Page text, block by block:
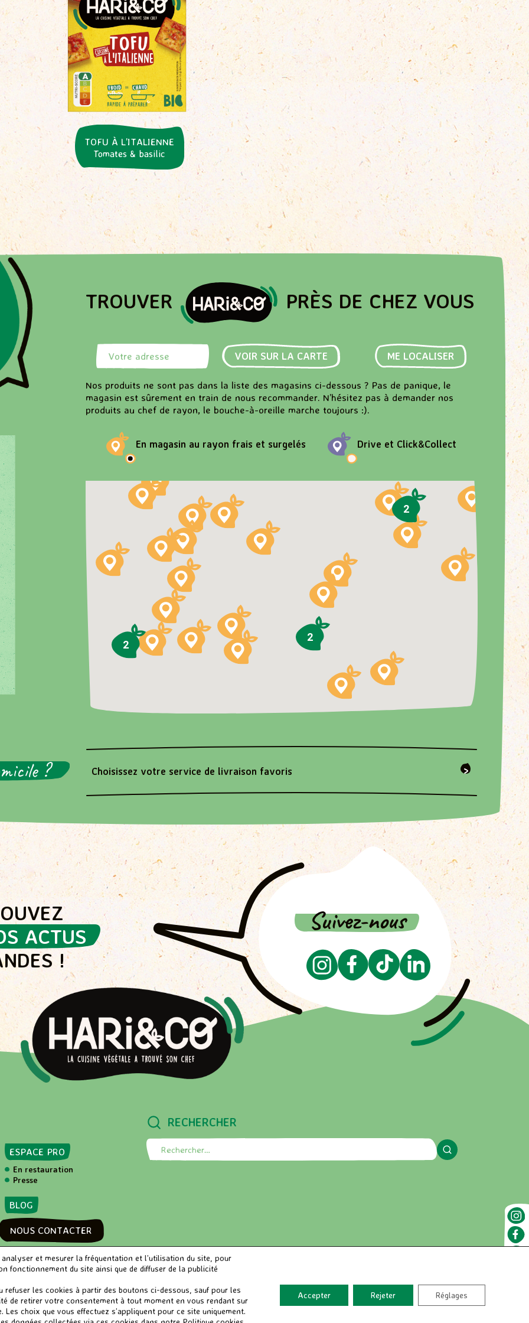
TOFU À L’ITALIENNE
Tomates & basilic
TROUVER PRÈS DE CHEZ VOUS
Rechercher une adresse
VOIR SUR LA CARTE ME LOCALISER
Nos produits ne sont pas dans la liste des magasins ci-dessous ? Pas de panique, le
magasin est sûrement en train de nous recommander. N’hésitez pas à demander nos
produits au chef de rayon, le bouche-à-oreille marche toujours :).
En magasin au rayon frais et surgelés Drive et Click&Collect
2
2
2
? Choisissez votre service de livraison favoris
ACTUS
!
Suivez-nous
ESPACE PRO
En restauration
Presse
BLOG
NOUS CONTACTER
RECHERCHER
R
e
r
:
Niveau d'accessibilité RGAA: Partiellement conforme
et mesurer la fréquentation et l’utilisation du site, pour
fonctionnement du site ainsi que de diffuser de la publicité
les cookies à partir des boutons ci-dessous, sauf pour les
de retirer votre consentement à tout moment en vous rendant sur
choix que vous effectuez s’appliquent pour ce site uniquement.
Accepter Rejeter Réglages